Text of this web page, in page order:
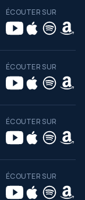
ÉCOUTER SUR
ÉCOUTER SUR
ÉCOUTER SUR
ÉCOUTER SUR